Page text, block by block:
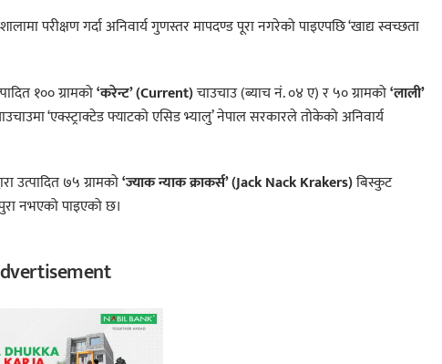
परीक्षण गर्दा अनिवार्य गुणस्तर मापदण्ड पूरा नगरेको पाइएपछि ‘खाद्य स्वच्छता
१०० ग्रामको‘करेन्ट’ (Current)चाउचाउ (ब्याच नं. ०४ ए) र ५० ग्रामको‘लाली’
‘एक्स्ट्राक्टेड फ्याटको एसिड भ्यालु’ नेपाल सरकारले तोकेको अनिवार्य
उत्पादित ७५ ग्रामको‘ज्याक न्याक क्राकर्स’ (Jack Nack Krakers)बिस्कुट
नभएको पाइएको छ।